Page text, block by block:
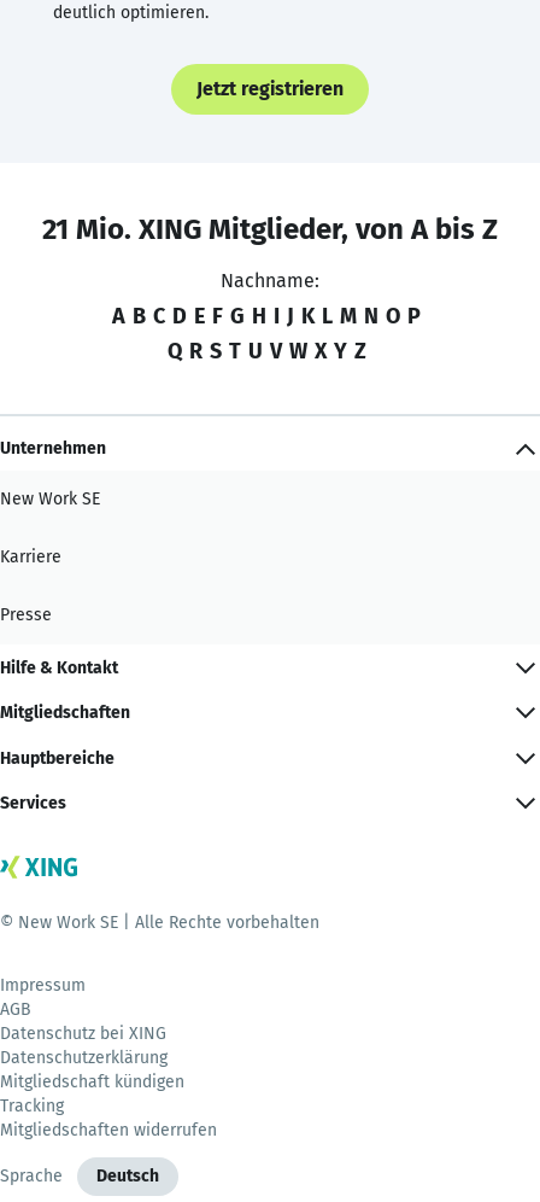
deutlich optimieren.
Jetzt registrieren
21 Mio. XING Mitglieder, von A bis Z
Nachname:
A B C D E F G H I J K L M N O P
Q R S T U V W X Y Z
Unternehmen
New Work SE
Karriere
Presse
Hilfe & Kontakt
Mitgliedschaften
Hauptbereiche
Services
© New Work SE | Alle Rechte vorbehalten
Impressum
AGB
Datenschutz bei XING
Datenschutzerklärung
Mitgliedschaft kündigen
Tracking
Mitgliedschaften widerrufen
Sprache Deutsch